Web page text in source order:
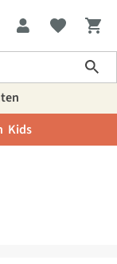
Kids